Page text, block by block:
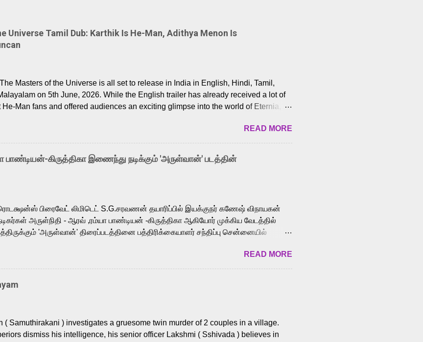
Universe Tamil Dub: Karthik Is He-Man, Adithya Menon Is
Masters of the Universe is all set to release in India in English, Hindi, Tamil,
on 5th June, 2026. While the English trailer has already received a lot of
He-Man fans and offered audiences an exciting glimpse into the world of Eternia,
growing buzz is the film’s powerful Tamil voice cast led by celebrated playback
who lends his voice to the iconic superhero He-Man. Known for memorable songs
De” from Raavan, “Oru Maalai” from Ghajini, and “Mun Andhi” from 7 Aum Arivu,
for his versatile voice and strong command over multiple languages, making him
the legendary character. Adithya Menon, known for portraying memorable
READ MORE
பாண்டியன்-கிருத்திகா இணைந்து நடிக்கும் 'அருள்வான்' படத்தின்
பிரைவேட் லிமிடெட் S.G.சரவணன் தயாரிப்பில் இயக்குநர் கணேஷ் விநாயகன்
அருள்நிதி - ஆரவ் ,ரம்யா பாண்டியன் -கிருத்திகா ஆகியோர் முக்கிய வேடத்தில்
'அருள்வான்' திரைப்படத்தினை பத்திரிக்கையாளர் சந்திப்பு சென்னையில்
காளி வெங்கட், ரம்யா பாண்டியன், வி டி வி கணேஷ் , ஜான் விஜய், பேபி கிருத்திகா,
ஹரிஷ் உத்தமன் உள்ளிட்ட பலர் நடித்திருக்கிறார்கள். எம். சுகுமார் ஒளிப்பதிவு
இந்த திரைப்படத்திற்கு ஜீ. வி. பிரகாஷ் குமார் இசையமைத்திருக்கிறார். லால்குடி
இயக்கத்தை கவனிக்க.. லாரன்ஸ் கிஷோர் படத் தொகுப்பு பணிகளை
கல்வியின் அவசியத்தை வலியுறுத்தி தயாராகி இருக்கும் இந்தத் திரைப்படத்தை 90
பிலிம் ஃபேக்டரி நிறுவனம் சார்பில் சக்திவேலன் வழங...
READ MORE
( Samuthirakani ) investigates a gruesome twin murder of 2 couples in a village.
dismiss his intelligence, his senior officer Lakshmi ( Sshivada ) believes in